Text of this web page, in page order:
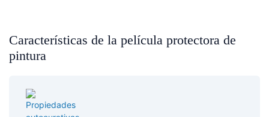
Características de la película protectora de
pintura